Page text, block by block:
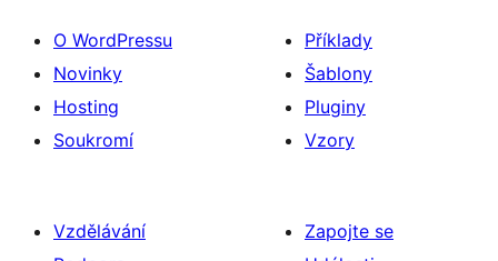
O WordPressu
Novinky
Hosting
Soukromí
Příklady
Šablony
Pluginy
Vzory
Vzdělávání
Zapojte se